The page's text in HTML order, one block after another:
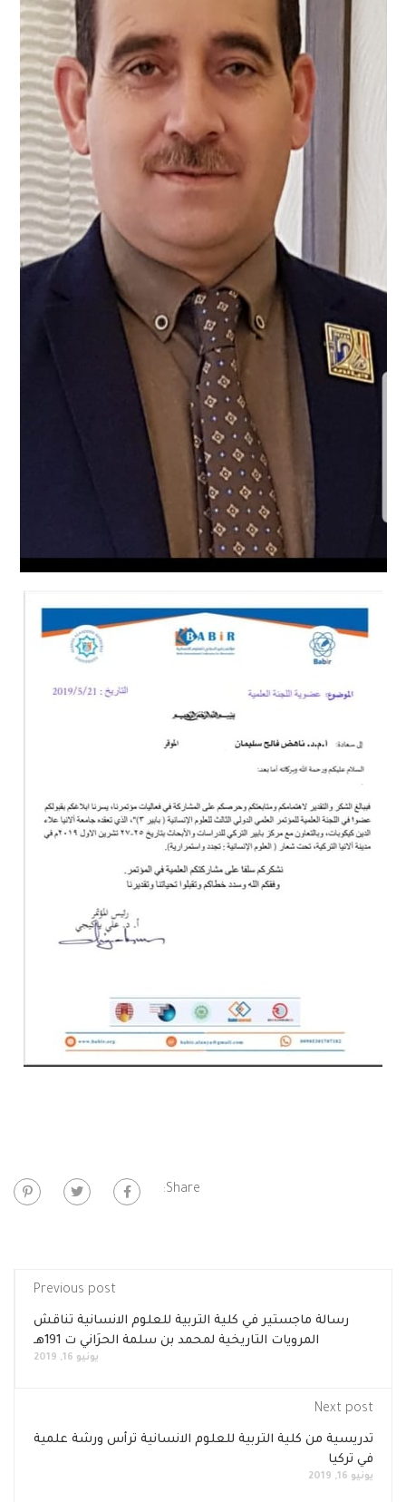
Share:
Previous post
رسالة ماجستير في كلية التربية للعلوم الانسانية تناقش
المرويات التاريخية لمحمد بن سلمة الحرَاني ت 191هـ
يونيو 16, 2019
Next post
تدريسية من كلية التربية للعلوم الانسانية ترأس ورشة علمية
في تركيا
يونيو 16, 2019